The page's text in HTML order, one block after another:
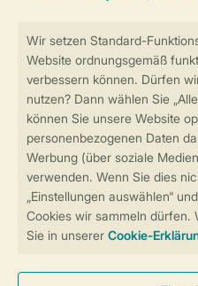
Sicherstellung
Sicher und schnell zur
Sichere
Sicheres Bezahlen